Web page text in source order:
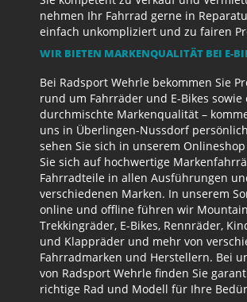
nehmen Ihr Fahrrad gerne in
einfach unkompliziert und zu fairen
WIR BIETEN MARKENQUALITÄT BEI E-
Bei Radsport Wehrle bekommen Sie
rund um Fahrräder und E-Bikes sowie
durchmischte Markenqualität –
uns in Überlingen-Nussdorf
sehen Sie sich in unserem
Sie sich auf hochwertige
Fahrradteile in allen Ausführungen
verschiedenen Marken. In unserem
online und offline führen wir
Trekkingräder, E-Bikes, Rennräder,
und Klappräder und mehr von
Fahrradmarken und Herstellern. Bei
von Radsport Wehrle finden Sie
richtige Rad und Modell für Ihre